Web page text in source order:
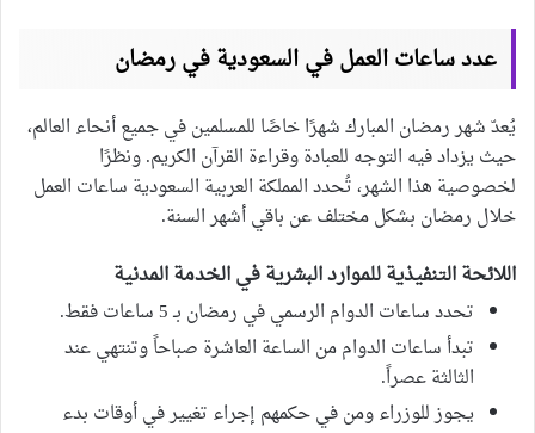
عدد ساعات العمل في السعودية في رمضان
يُعدّ شهر رمضان المبارك شهرًا خاصًا للمسلمين في جميع أنحاء العالم،
حيث يزداد فيه التوجه للعبادة وقراءة القرآن الكريم. ونظرًا
لخصوصية هذا الشهر، تُحدد المملكة العربية السعودية ساعات العمل
خلال رمضان بشكل مختلف عن باقي أشهر السنة.
اللائحة التنفيذية للموارد البشرية في الخدمة المدنية
تحدد ساعات الدوام الرسمي في رمضان بـ 5 ساعات فقط.
تبدأ ساعات الدوام من الساعة العاشرة صباحاً وتنتهي عند
الثالثة عصراً.
يجوز للوزراء ومن في حكمهم إجراء تغيير في أوقات بدء